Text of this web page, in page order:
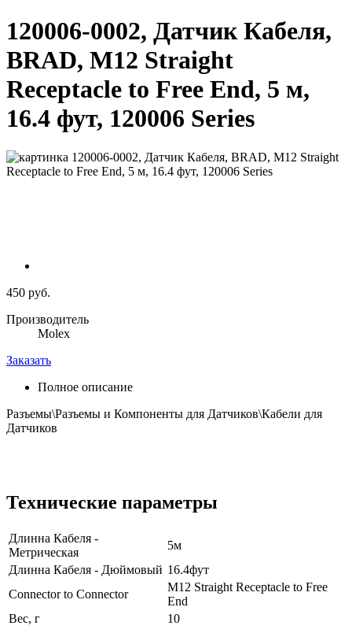
120006-0002, Датчик Кабеля,
BRAD, M12 Straight
Receptacle to Free End, 5 м,
16.4 фут, 120006 Series
450 руб.
Производитель
Molex
Заказать
Полное описание
Разъемы\Разъемы и Компоненты для Датчиков\Кабели для
Датчиков
Технические параметры
Длинна Кабеля -
Метрическая
5м
Длинна Кабеля - Дюймовый 16.4фут
Connector to Connector
M12 Straight Receptacle to Free
End
Вес, г
10